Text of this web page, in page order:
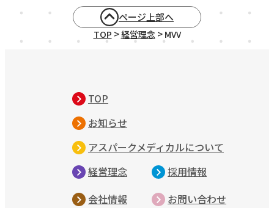
TOP >経営理念 > MVV
ページ上部へ
TOP
お知らせ
アスパークメディカルについて
経営理念
会社情報
採用情報
お問い合わせ